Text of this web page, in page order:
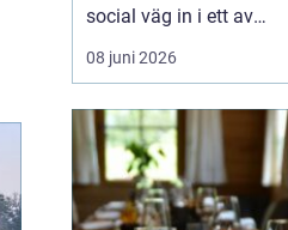
social väg in i ett av
världens mest färgstarka
länder. Landet bjuder på
heliga platser och
myllrande städer, mellan
snöklädda bergstoppar
och tropiska stränder.
08 juni 2026